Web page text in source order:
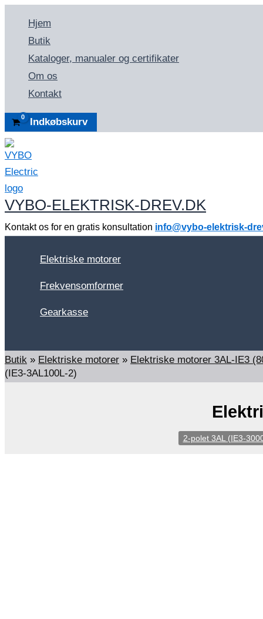
indholdet
Hjem
Butik
Kataloger, manualer og certifikater
Om os
Kontakt
Indkøbskurv
VYBO-ELEKTRISK-DREV.DK
Kontakt os for en gratis konsultation info@vybo-elektrisk-
Elektriske motorer
Frekvensomformer
Gearkasse
Butik » Elektriske motorer » Elektriske motorer 3AL-IE3
(IE3-3AL100L-2)
2-polet 3AL (IE3-